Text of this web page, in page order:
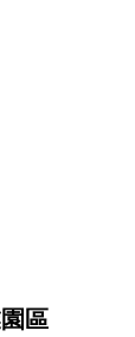
區